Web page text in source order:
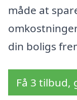
måde at
din boligs
Få 3